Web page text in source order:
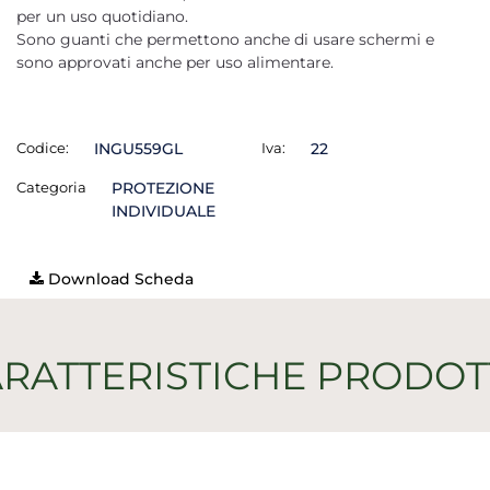
per un uso quotidiano.
Sono guanti che permettono anche di usare schermi e
sono approvati anche per uso alimentare.
Codice: INGU559GL
Categoria
PROTEZIONE
INDIVIDUALE
Iva: 22
Download Scheda